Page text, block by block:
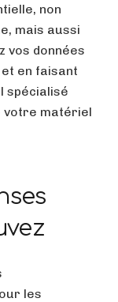
non
mais aussi
vos données
en faisant
spécialisé
votre matériel
les